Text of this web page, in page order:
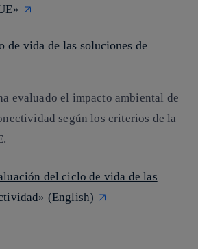
de vida de las soluciones de
evaluado el impacto ambiental de
según los criterios de la
del ciclo de vida de las
(English)